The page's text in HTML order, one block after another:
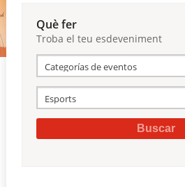
Reserves
Què fer
Troba el teu esdeveniment